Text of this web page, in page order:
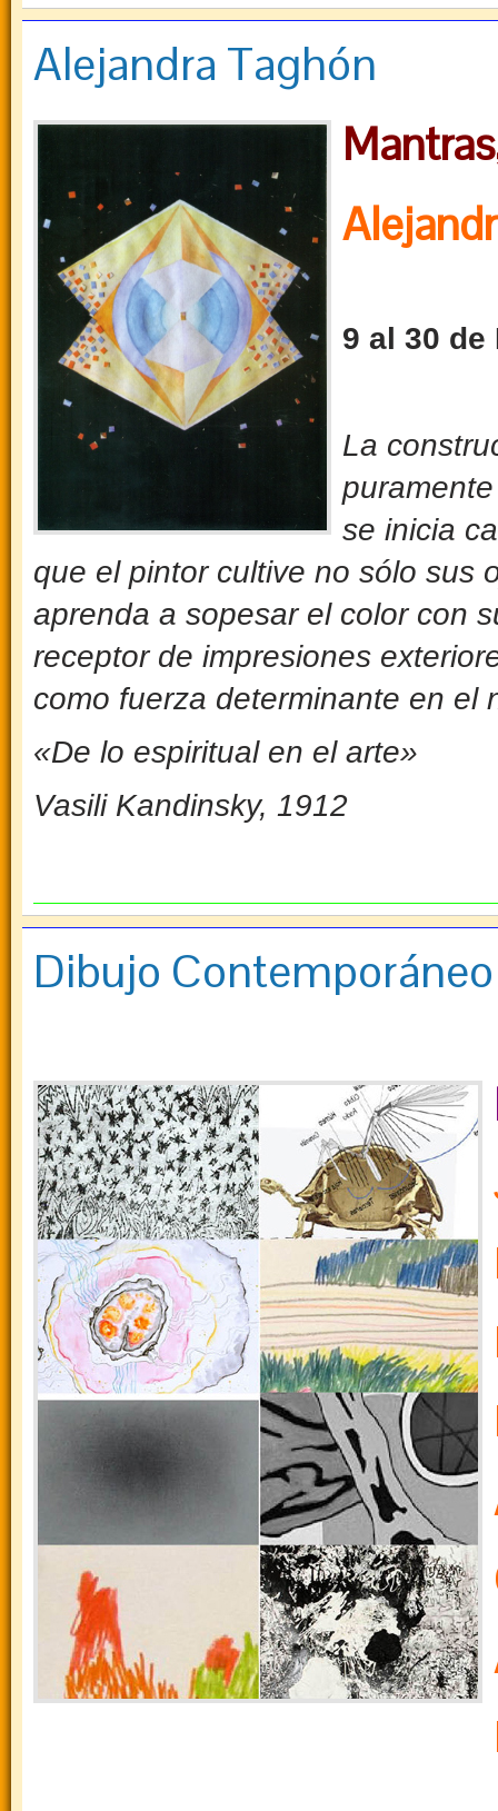
Alejandra Taghón
9 al 30 de
La
se inicia
que el pintor cultive no sólo sus
aprenda a sopesar el color con
receptor de impresiones
como fuerza determinante en el
«De lo espiritual en el arte»
Vasili Kandinsky, 1912
Dibujo Contemporáneo